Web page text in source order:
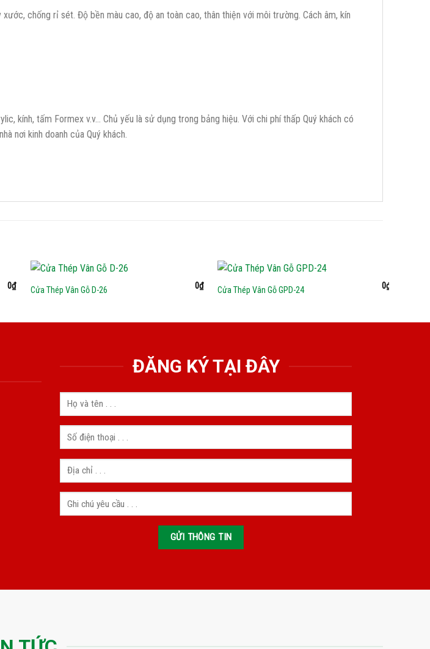
chống rỉ sét. Độ bền màu cao, độ an toàn cao, thân thiện với môi trường. Cách âm, kín
kính, tấm Formex v.v… Chủ yếu là sử dụng trong bảng hiệu. Với chi phí thấp Quý khách có
nơi kinh doanh của Quý khách.
0₫ Cửa Thép Vân Gỗ D-26 0₫ Cửa Thép Vân Gỗ GPD-24 0₫
ĐĂNG KÝ TẠI ĐÂY